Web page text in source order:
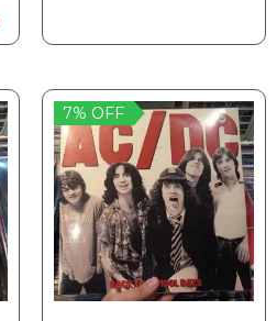
7% OFF